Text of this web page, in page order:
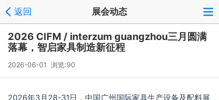
返回 展会动态
2026 CIFM / interzum guangzhou三月圆满
落幕，智启家具制造新征程
2026-06-01 浏览:90
2026年3月 28-31日，中国广州国际家具生产设备及配料展